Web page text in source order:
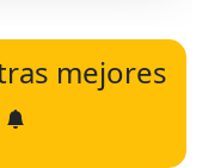
mejores